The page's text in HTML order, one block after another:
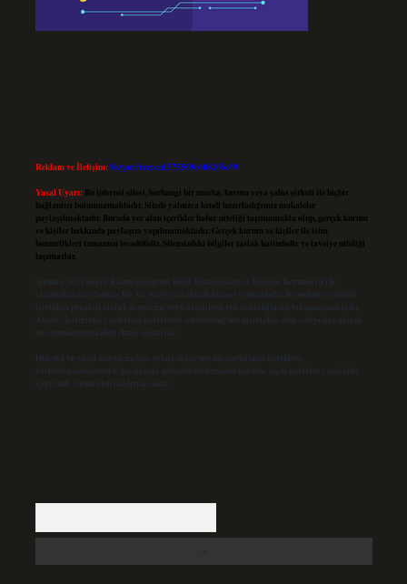
Reklam ve İletişim:Skype: live:.cid.575569c608265c69
Yasal Uyarı: Bu internet sitesi, herhangi bir marka, kurum veya şahıs şirketi ile hiçbir
bağlantısı bulunmamaktadır. Sitede yalnızca kendi hazırladığımız makaleler
paylaşılmaktadır. Burada yer alan içerikler haber niteliği taşımamakta olup, gerçek kurum
ve kişiler hakkında paylaşım yapılmamaktadır. Gerçek kurum ve kişiler ile isim
benzerlikleri tamamen tesadüfidir. Sitemizdeki bilgiler taslak halindedir ve tavsiye niteliği
taşımazlar.
Sitemiz, 5651 Sayılı Kanun gereğince Bilgi Teknolojileri ve İletişim Kurumu (BTK)
tarafından onaylanmış bir Yer Sağlayıcı olarak hizmet vermektedir. Bu nedenle, sitedeki
içerikleri proaktif olarak denetleme veya araştırma yükümlülüğümüz bulunmamaktadır.
Ancak, üyelerimiz yazdıkları içeriklerin sorumluluğunu taşımakta olup, siteye üye olarak
bu sorumluluğu kabul etmiş sayılırlar.
Hukuka ve yasal düzenlemelere aykırı olduğunu düşündüğünüz içerikleri,
backlinkpanelicomtr@gmail.com adresine bildirmeniz halinde, ilgili içerikler yasal süre
içerisinde sitemizden kaldırılacaktır.